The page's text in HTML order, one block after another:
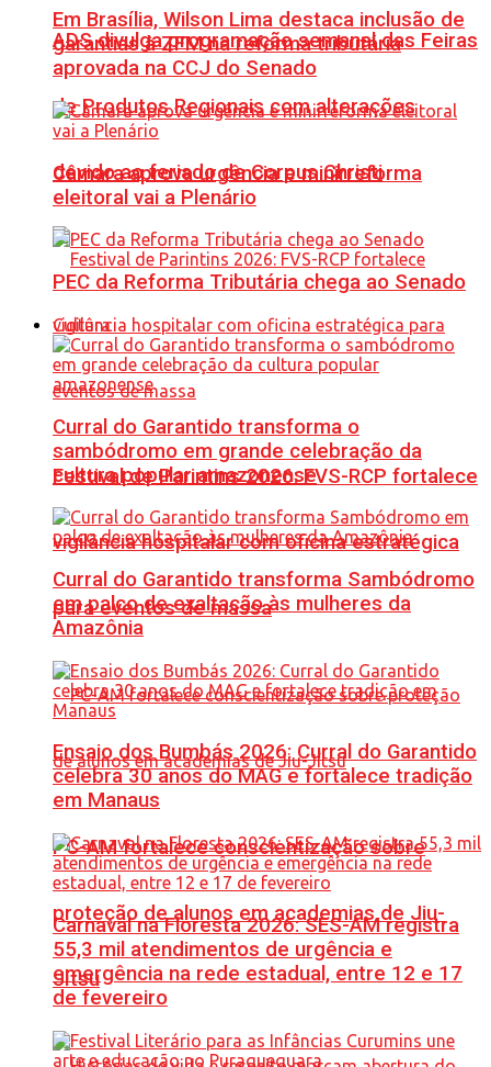
ADS divulga programação semanal das Feiras
de Produtos Regionais com alterações
devido ao feriado de Corpus Christi
Festival de Parintins 2026: FVS-RCP fortalece
vigilância hospitalar com oficina estratégica
para eventos de massa
PC-AM fortalece conscientização sobre
proteção de alunos em academias de Jiu-
Jítsu
Em Brasília, Wilson Lima destaca inclusão de
garantias à ZFM na reforma tributária
aprovada na CCJ do Senado
Câmara aprova urgência e minirreforma
eleitoral vai a Plenário
PEC da Reforma Tributária chega ao Senado
Cultura
Curral do Garantido transforma o
sambódromo em grande celebração da
cultura popular amazonense
Curral do Garantido transforma Sambódromo
em palco de exaltação às mulheres da
Amazônia
Ensaio dos Bumbás 2026: Curral do Garantido
celebra 30 anos do MAG e fortalece tradição
em Manaus
Carnaval na Floresta 2026: SES-AM registra
55,3 mil atendimentos de urgência e
emergência na rede estadual, entre 12 e 17
de fevereiro